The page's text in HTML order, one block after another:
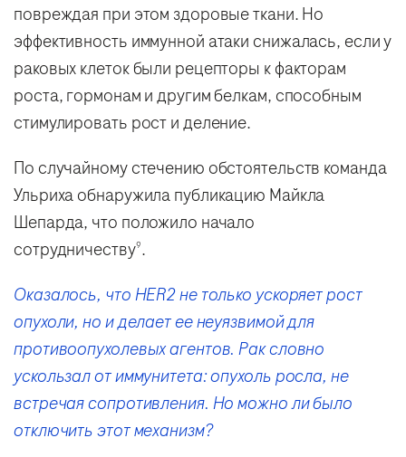
повреждая при этом здоровые ткани. Но
эффективность иммунной атаки снижалась, если у
раковых клеток были рецепторы к факторам
роста, гормонам и другим белкам, способным
стимулировать рост и деление.
По случайному стечению обстоятельств команда
Ульриха обнаружила публикацию Майкла
Шепарда, что положило начало
сотрудничеству9.
Оказалось, что HER2 не только ускоряет рост
опухоли, но и делает ее неуязвимой для
противоопухолевых агентов. Рак словно
ускользал от иммунитета: опухоль росла, не
встречая сопротивления. Но можно ли было
отключить этот механизм?